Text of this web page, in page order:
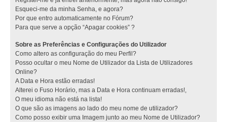
Esqueci-me da minha Senha, e agora?
Por que entro automaticamente no Fórum?
Para que serve a opção “Apagar cookies” ?
Sobre as Preferências e Configurações do Utilizador
Como altero as configuração do meu Perfil?
Posso ocultar o meu Nome de Utilizador da Lista de Utilizadores
Online?
A Data e Hora estão erradas!
Alterei o Fuso Horário, mas a Data e Hora continuam erradas!,
O meu idioma não está na lista!
O que são as imagens ao lado do meu nome de utilizador?
Como posso exibir uma Imagem junto ao meu Nome de Utilizador?